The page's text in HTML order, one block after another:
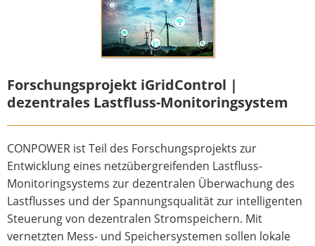
Forschungsprojekt iGridControl |
dezentrales Lastfluss-Monitoringsystem
CONPOWER ist Teil des Forschungsprojekts zur
Entwicklung eines netzübergreifenden Lastfluss-
Monitoringsystems zur dezentralen Überwachung des
Lastflusses und der Spannungsqualität zur intelligenten
Steuerung von dezentralen Stromspeichern. Mit
vernetzten Mess- und Speichersystemen sollen lokale